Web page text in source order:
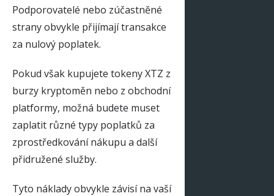
Podporovatelé nebo zúčastněné
strany obvykle přijímají transakce
za nulový poplatek.
Pokud však kupujete tokeny XTZ z
burzy kryptoměn nebo z obchodní
platformy, možná budete muset
zaplatit různé typy poplatků za
zprostředkování nákupu a další
přidružené služby.
Tyto náklady obvykle závisí na vaší